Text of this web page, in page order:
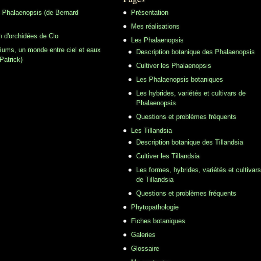
(de Bernard
d'orchidées de Clo
un monde entre ciel et eaux
Présentation
Mes réalisations
Les Phalaenopsis
Description botanique des Phalaenopsis
Cultiver les Phalaenopsis
Les Phalaenopsis botaniques
Les hybrides, variétés et cultivars de
Phalaenopsis
Questions et problèmes fréquents
Les Tillandsia
Description botanique des Tillandsia
Cultiver les Tillandsia
Les formes, hybrides, variétés et cultivars
de Tillandsia
Questions et problèmes fréquents
Phytopathologie
Fiches botaniques
Galeries
Glossaire